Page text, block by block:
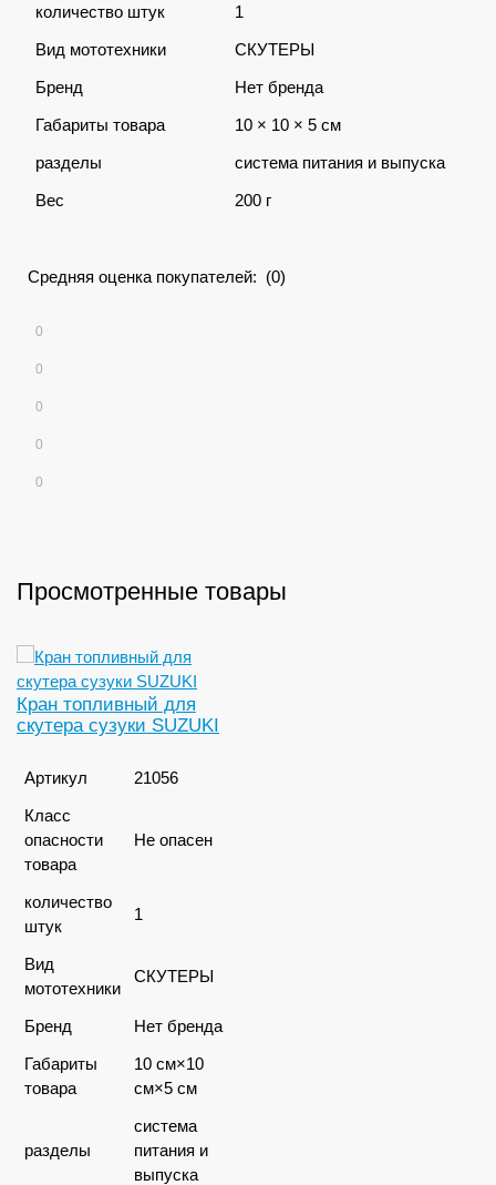
количество штук
1
Вид мототехники
СКУТЕРЫ
Бренд
Нет бренда
Габариты товара
10 × 10 × 5 см
разделы
система питания и выпуска
Вес
200 г
Средняя оценка покупателей: (0)
0
0
0
0
0
Просмотренные товары
Кран топливный для
скутера сузуки SUZUKI
Артикул
21056
Класс
опасности
товара
Не опасен
количество
штук
1
Вид
мототехники
СКУТЕРЫ
Бренд
Нет бренда
Габариты
товара
10 см×10
см×5 см
разделы
система
питания и
выпуска